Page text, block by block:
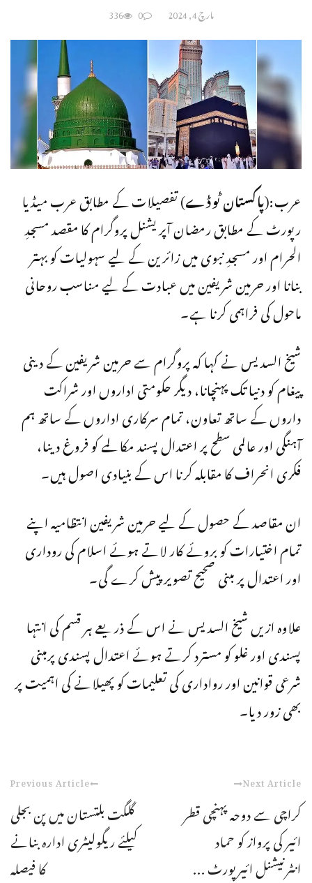
مارچ 4, 2024 0
336
عرب:(پاکستان ٹوڈے) تفصیلات کے مطابق عرب میڈیا
رپورٹ کے مطابق رمضان آپریشنل پروگرام کا مقصد مسجدِ
الحرام اور مسجدِ نبوی میں زائرین کے لیے سہولیات کو بہتر
بنانا اور حرمین شریفین میں عبادت کے لیے مناسب روحانی
ماحول کی فراہمی کرنا ہے۔
شیخ السدیس نے کہا کہ پروگرام سے حرمین شریفین کے دینی
پیغام کو دنیا تک پہنچانا، دیگر حکومتی اداروں اور شراکت
داروں کے ساتھ تعاون، تمام سرکاری اداروں کے ساتھ ہم
آہنگی اور عالمی سطح پر اعتدال پسند مکالمے کو فروغ دینا،
فکری انحراف کا مقابلہ کرنا اس کے بنیادی اصول ہیں۔
ان مقاصد کے حصول کے لیے حرمین شریفین انتظامیہ اپنے
تمام اختیارات کو بروئے کار لاتے ہوئے اسلام کی روداری
اور اعتدال پر مبنی صحیح تصویر پیش کرے گی۔
علاوہ ازیں شیخ السدیس نے اس کے ذریعے ہر قسم کی انتہا
پسندی اور غلو کو مسترد کرتے ہوئے اعتدال پسندی پرمبنی
شرعی قوانین اور رواداری کی تعلیمات کو پھیلانے کی اہمیت پر
بھی زور دیا۔
Previous Article
گلگت بلتستان میں پن بجلی
کیلئے ریگولیٹری ادارہ بنانے
کا فیصلہ
Next Article
کراچی سے دوحہ پہنچی قطر
ائیر کی پرواز کو حماد
انٹرنیشنل ائیرپورٹ ...